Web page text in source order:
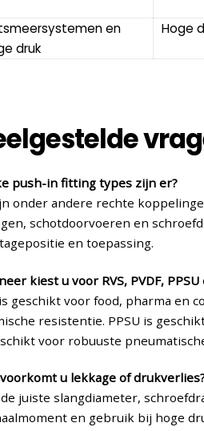
en
druk
Hoge
push-in fitting types zijn er?
onder andere rechte
schotdoorvoeren en
en toepassing.
kiest u voor RVS, PVDF,
is geschikt voor food, pharma en
resistentie. PPSU is
voor robuuste
u lekkage of
de juiste slangdiameter,
en gebruik bij hoge